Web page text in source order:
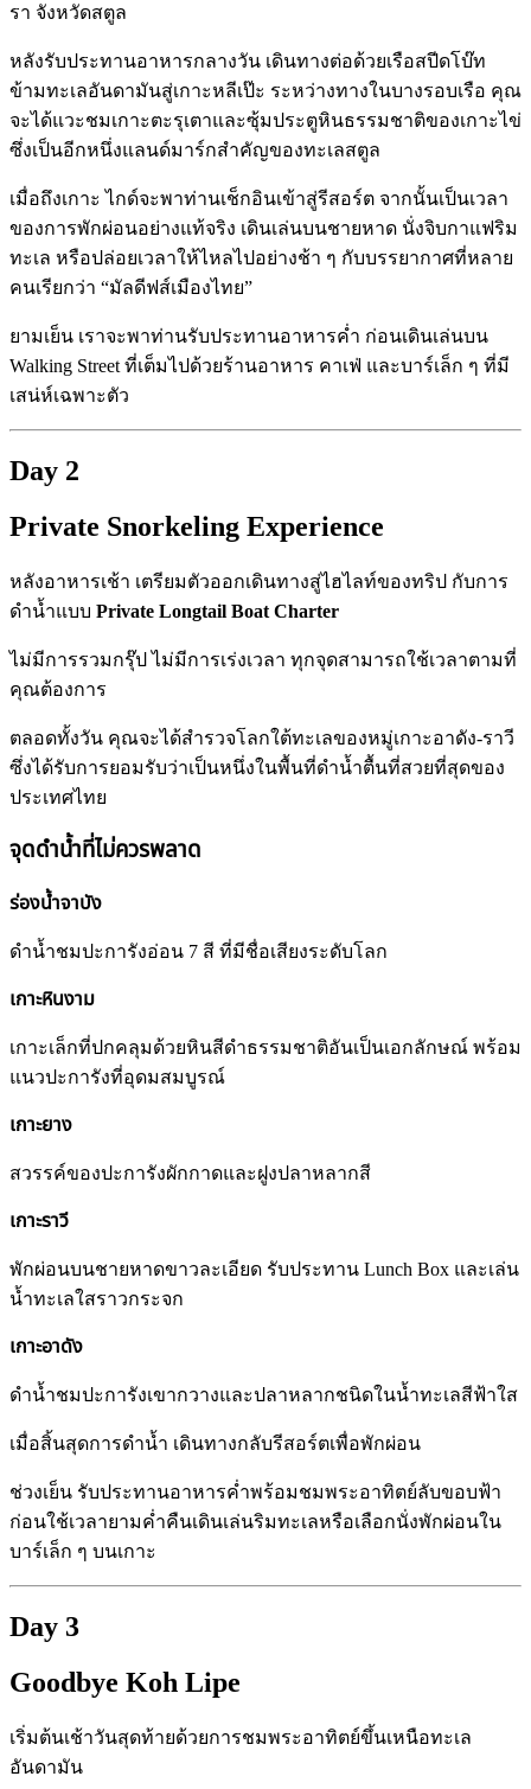
รา จังหวัดสตูล
หลังรับประทานอาหารกลางวัน เดินทางต่อด้วยเรือสปีดโบ๊ท
ข้ามทะเลอันดามันสู่เกาะหลีเป๊ะ ระหว่างทางในบางรอบเรือ คุณ
จะได้แวะชมเกาะตะรุเตาและซุ้มประตูหินธรรมชาติของเกาะไข่
ซึ่งเป็นอีกหนึ่งแลนด์มาร์กสำคัญของทะเลสตูล
เมื่อถึงเกาะ ไกด์จะพาท่านเช็กอินเข้าสู่รีสอร์ต จากนั้นเป็นเวลา
ของการพักผ่อนอย่างแท้จริง เดินเล่นบนชายหาด นั่งจิบกาแฟริม
ทะเล หรือปล่อยเวลาให้ไหลไปอย่างช้า ๆ กับบรรยากาศที่หลาย
คนเรียกว่า “มัลดีฟส์เมืองไทย”
ยามเย็น เราจะพาท่านรับประทานอาหารค่ำ ก่อนเดินเล่นบน
Walking Street ที่เต็มไปด้วยร้านอาหาร คาเฟ่ และบาร์เล็ก ๆ ที่มี
เสน่ห์เฉพาะตัว
Day 2
Private Snorkeling Experience
หลังอาหารเช้า เตรียมตัวออกเดินทางสู่ไฮไลท์ของทริป กับการ
ดำน้ำแบบ Private Longtail Boat Charter
ไม่มีการรวมกรุ๊ป ไม่มีการเร่งเวลา ทุกจุดสามารถใช้เวลาตามที่
คุณต้องการ
ตลอดทั้งวัน คุณจะได้สำรวจโลกใต้ทะเลของหมู่เกาะอาดัง-ราวี
ซึ่งได้รับการยอมรับว่าเป็นหนึ่งในพื้นที่ดำน้ำตื้นที่สวยที่สุดของ
ประเทศไทย
จุดดำน้ำที่ไม่ควรพลาด
ร่องน้ำจาบัง
ดำน้ำชมปะการังอ่อน 7 สี ที่มีชื่อเสียงระดับโลก
เกาะหินงาม
เกาะเล็กที่ปกคลุมด้วยหินสีดำธรรมชาติอันเป็นเอกลักษณ์ พร้อม
แนวปะการังที่อุดมสมบูรณ์
เกาะยาง
สวรรค์ของปะการังผักกาดและฝูงปลาหลากสี
เกาะราวี
พักผ่อนบนชายหาดขาวละเอียด รับประทาน Lunch Box และเล่น
น้ำทะเลใสราวกระจก
เกาะอาดัง
ดำน้ำชมปะการังเขากวางและปลาหลากชนิดในน้ำทะเลสีฟ้าใส
เมื่อสิ้นสุดการดำน้ำ เดินทางกลับรีสอร์ตเพื่อพักผ่อน
ช่วงเย็น รับประทานอาหารค่ำพร้อมชมพระอาทิตย์ลับขอบฟ้า
ก่อนใช้เวลายามค่ำคืนเดินเล่นริมทะเลหรือเลือกนั่งพักผ่อนใน
บาร์เล็ก ๆ บนเกาะ
Day 3
Goodbye Koh Lipe
เริ่มต้นเช้าวันสุดท้ายด้วยการชมพระอาทิตย์ขึ้นเหนือทะเล
อันดามัน